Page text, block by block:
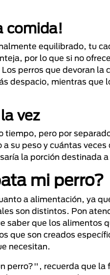
comida!
equilibrado, tu
por lo que si no
perros que devoran la
despacio, mientras que
vez
pero por
su peso y cuántas
la porción destinada
mi perro?
a alimentación, ya
son distintos. Pon
saber que los alimentos
que son creados
necesitan.
perro?", recuerda que la